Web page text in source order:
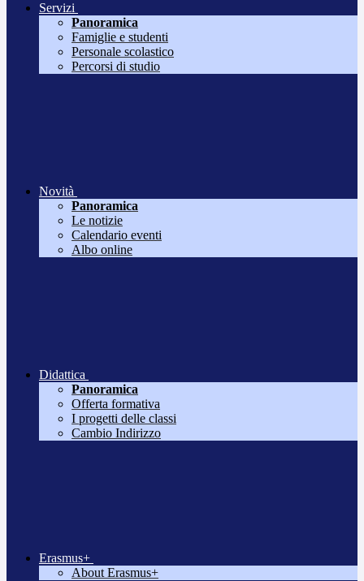
Servizi
Panoramica
Famiglie e studenti
Personale scolastico
Percorsi di studio
Novità
Panoramica
Le notizie
Calendario eventi
Albo online
Didattica
Panoramica
Offerta formativa
I progetti delle classi
Cambio Indirizzo
Erasmus+
About Erasmus+